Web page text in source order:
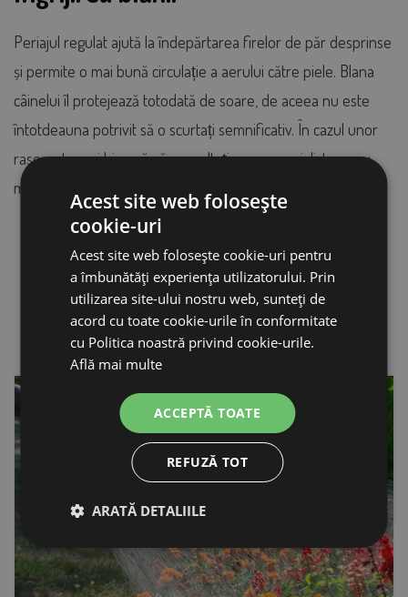
Periajul regulat ajută la îndepărtarea firelor de păr desprinse
și permite o mai bună circulație a aerului către piele. Blana
câinelui îl protejează totodată de soare, de aceea nu este
întotdeauna potrivit să o scurtați semnificativ. În cazul unor
rase, este mai bine să vă consultați cu un specialist sau cu
medicul veterinar.
Mai multe articole
Acest site web folosește
cookie-uri
Acest site web folosește cookie-uri pentru
a îmbunătăți experiența utilizatorului. Prin
utilizarea site-ului nostru web, sunteți de
acord cu toate cookie-urile în conformitate
cu Politica noastră privind cookie-urile.
Află mai multe
ACCEPTĂ TOATE
REFUZĂ TOT
ARATĂ DETALIILE